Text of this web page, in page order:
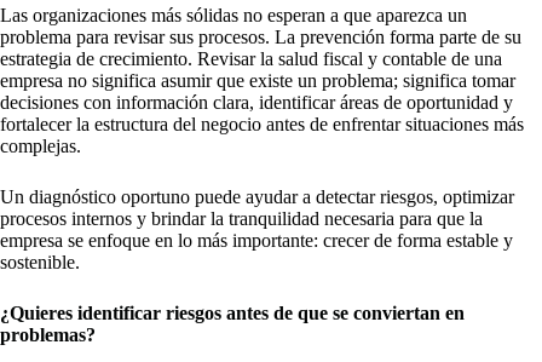
Las organizaciones más sólidas no esperan a que aparezca un
problema para revisar sus procesos. La prevención forma parte de su
estrategia de crecimiento. Revisar la salud fiscal y contable de una
empresa no significa asumir que existe un problema; significa tomar
decisiones con información clara, identificar áreas de oportunidad y
fortalecer la estructura del negocio antes de enfrentar situaciones más
complejas.
Un diagnóstico oportuno puede ayudar a detectar riesgos, optimizar
procesos internos y brindar la tranquilidad necesaria para que la
empresa se enfoque en lo más importante: crecer de forma estable y
sostenible.
¿Quieres identificar riesgos antes de que se conviertan en
problemas?